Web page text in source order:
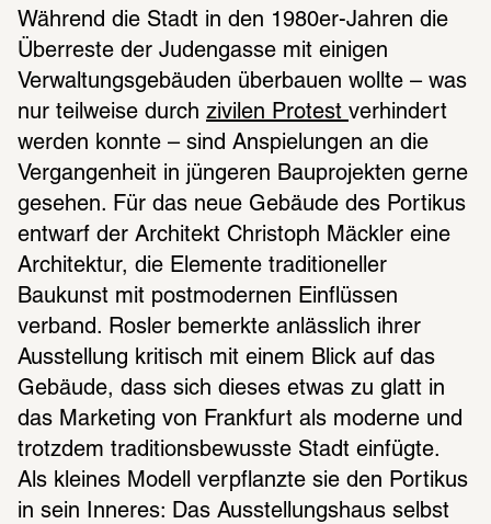
Während die Stadt in den 1980er-Jahren die
Überreste der Judengasse mit einigen
Verwaltungsgebäuden überbauen wollte – was
nur teilweise durch zivilen Protest verhindert
werden konnte – sind Anspielungen an die
Vergangenheit in jüngeren Bauprojekten gerne
gesehen. Für das neue Gebäude des Portikus
entwarf der Architekt Christoph Mäckler eine
Architektur, die Elemente traditioneller
Baukunst mit postmodernen Einflüssen
verband. Rosler bemerkte anlässlich ihrer
Ausstellung kritisch mit einem Blick auf das
Gebäude, dass sich dieses etwas zu glatt in
das Marketing von Frankfurt als moderne und
trotzdem traditionsbewusste Stadt einfügte.
Als kleines Modell verpflanzte sie den Portikus
in sein Inneres: Das Ausstellungshaus selbst